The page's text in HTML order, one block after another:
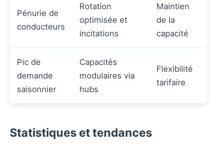
Pénurie de
conducteurs
Rotation
optimisée et
incitations
Maintien
de la
capacité
Pic de
demande
saisonnier
Capacités
modulaires via
hubs
Flexibilité
tarifaire
Statistiques et tendances